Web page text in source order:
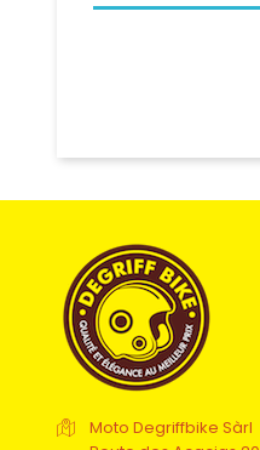
Moto Degriffbike Sàrl